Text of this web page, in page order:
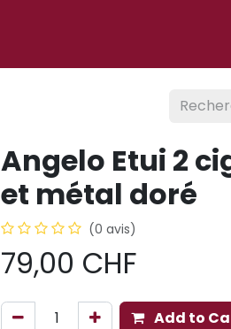
Angelo Etui 2
et métal doré
(0 avis)
79,00 CHF
Add to